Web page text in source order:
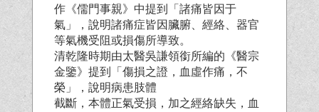
作《儒門事親》中提到「諸痛皆因于
氣」，說明諸痛症皆因臟腑、經絡、器官
等氣機受阻或損傷所導致。
清乾隆時期由太醫吳謙領銜所編的《醫宗
金鑒》提到「傷損之證，血虛作痛，不
榮」，說明病患肢體
截斷，本體正氣受損，加之經絡缺失，血